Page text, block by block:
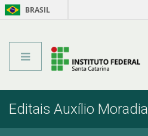
BRASIL
Editais Auxílio Moradia